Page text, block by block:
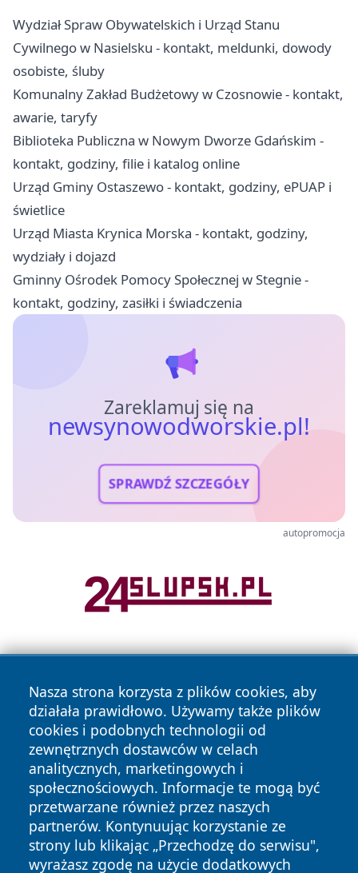
Wydział Spraw Obywatelskich i Urząd Stanu
Cywilnego w Nasielsku - kontakt, meldunki, dowody
osobiste, śluby
Komunalny Zakład Budżetowy w Czosnowie - kontakt,
awarie, taryfy
Biblioteka Publiczna w Nowym Dworze Gdańskim -
kontakt, godziny, filie i katalog online
Urząd Gminy Ostaszewo - kontakt, godziny, ePUAP i
świetlice
Urząd Miasta Krynica Morska - kontakt, godziny,
wydziały i dojazd
Gminny Ośrodek Pomocy Społecznej w Stegnie -
kontakt, godziny, zasiłki i świadczenia
Zareklamuj się na
newsynowodworskie.pl!
SPRAWDŹ SZCZEGÓŁY
autopromocja
Nasza strona korzysta z plików cookies, aby
działała prawidłowo. Używamy także plików
cookies i podobnych technologii od
zewnętrznych dostawców w celach
analitycznych, marketingowych i
społecznościowych. Informacje te mogą być
przetwarzane również przez naszych
partnerów. Kontynuując korzystanie ze
strony lub klikając „Przechodzę do serwisu",
wyrażasz zgodę na użycie dodatkowych
Copyright © 2026 newsynowodworskie.pl Wszystkie prawa
zastrzeżone.
News Autorzy
Polityka
Prywatności
Polityka
Cookies